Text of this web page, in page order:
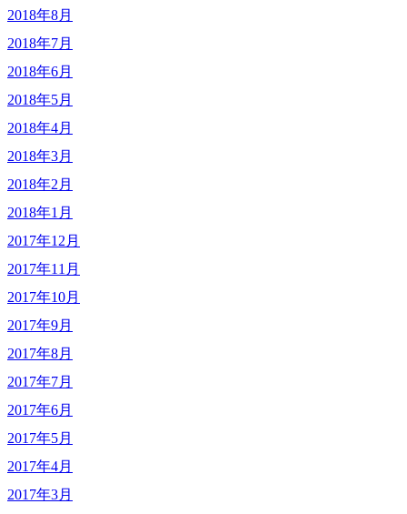
2018年8月
2018年7月
2018年6月
2018年5月
2018年4月
2018年3月
2018年2月
2018年1月
2017年12月
2017年11月
2017年10月
2017年9月
2017年8月
2017年7月
2017年6月
2017年5月
2017年4月
2017年3月